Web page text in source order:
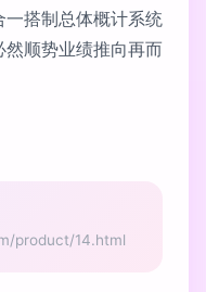
搭制总体概计系统
顺势业绩推向再而
product/14.html